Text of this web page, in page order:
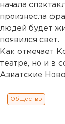
начала
произнесла
людей будет
появился свет.
Как отмечает
театре, но и в
Азиатские
Общество